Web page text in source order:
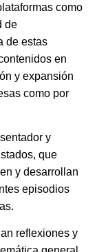
como
de
de estas
en
y expansión
como por
y
que
y desarrollan
episodios
reflexiones y